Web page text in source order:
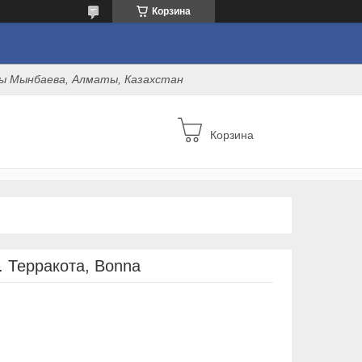
Корзина
Мынбаева, Алматы, Казахстан
Корзина
Bonna